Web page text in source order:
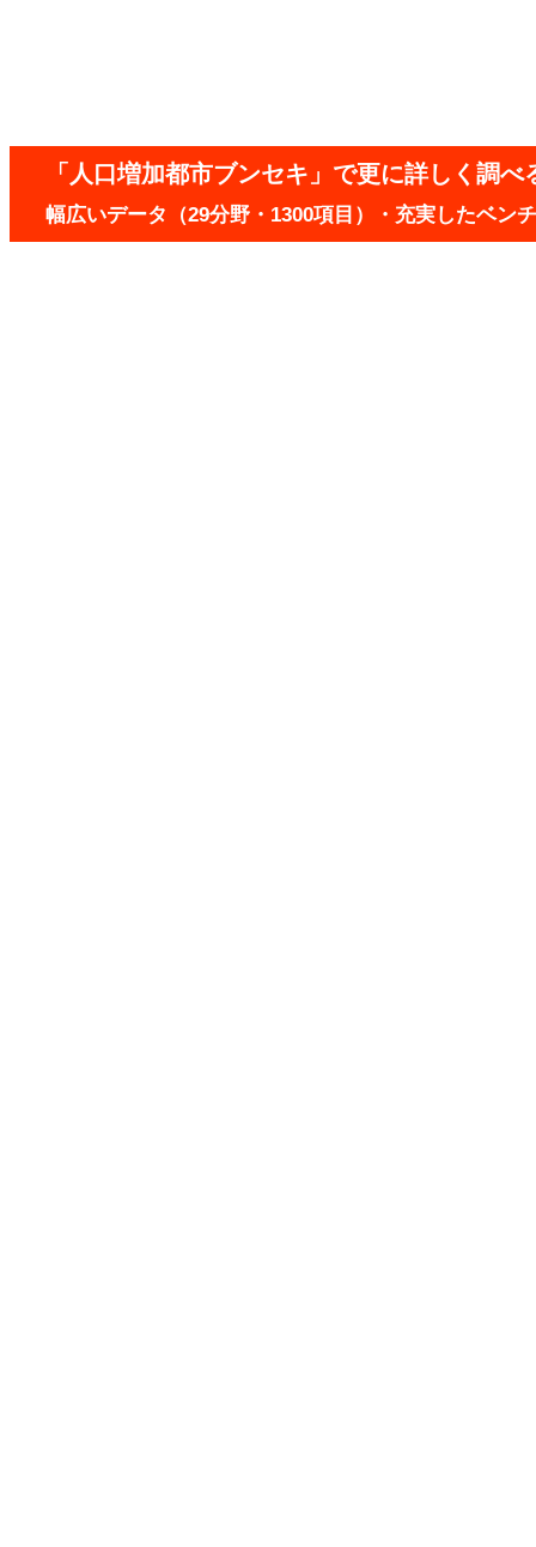
「人口増加都市ブンセキ」で更に詳しく調べ
幅広いデータ（29分野・1300項目）・充実したベン